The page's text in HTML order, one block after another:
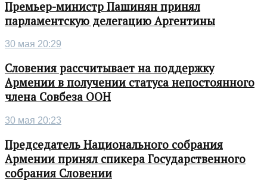
Премьер-министр Пашинян принял
парламентскую делегацию Аргентины
30 мая 20:29
Словения рассчитывает на поддержку
Армении в получении статуса непостоянного
члена Совбеза ООН
30 мая 20:23
Председатель Национального собрания
Армении принял спикера Государственного
собрания Словении